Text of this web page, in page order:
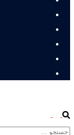
Search
menuجستجو